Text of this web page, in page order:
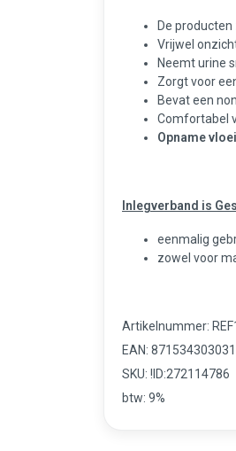
De
Vrijwel
Neemt urine
Zorgt voor
Bevat een
Comfortabel
Opname
Inlegverband is
eenmalig
zowel voor
Artikelnummer:
EAN:
SKU: !ID:272114786
btw: 9%